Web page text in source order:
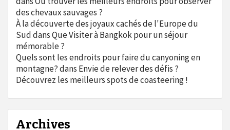
des chevaux sauvages ?
À la découverte des joyaux cachés de l'Europe du
SuddansQue Visiter à Bangkok pour un séjour
mémorable ?
Quels sont les endroits pour faire du canyoning en
montagne?dans Envie de relever des défis ?
Découvrez les meilleurs spots de coasteering !
Archives